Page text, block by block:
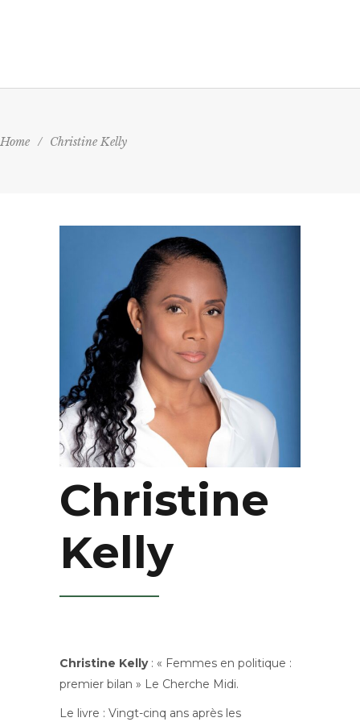
Home / Christine Kelly
Christine
Kelly
Christine Kelly: « Femmes en politique :
premier bilan » Le Cherche Midi.
Le livre : Vingt-cinq ans après les